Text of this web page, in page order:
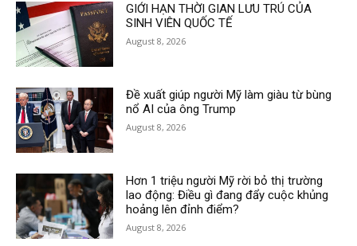
GIỚI HẠN THỜI GIAN LƯU TRÚ CỦA
SINH VIÊN QUỐC TẾ
August 8, 2026
Đề xuất giúp người Mỹ làm giàu từ bùng
nổ AI của ông Trump
August 8, 2026
Hơn 1 triệu người Mỹ rời bỏ thị trường
lao động: Điều gì đang đẩy cuộc khủng
hoảng lên đỉnh điểm?
August 8, 2026